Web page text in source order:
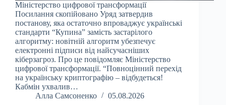
Міністерство цифрової трансформації
Посилання скопійовано Уряд затвердив
постанову, яка остаточно впроваджує українські
стандарти “Купина” замість застарілого
алгоритму: новітній алгоритм убезпечує
електронні підписи від найсучасніших
кіберзагроз. Про це повідомляє Міністерство
цифрової трансформації. “Повноцінний перехід
на українську криптографію – відбудеться!
Кабмін ухвалив…
Алла Самсоненко
05.08.2026